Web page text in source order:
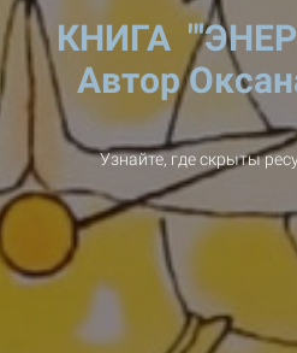
КНИГА
Автор
Узнайте, где скрыты